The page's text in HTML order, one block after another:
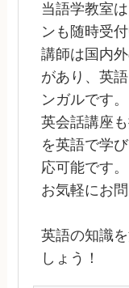
当語学教室
ンも随時受付
講師は国内
があり、英
ンガルです。
英会話講座
を英語で学
応可能です。
お気軽にお
英語の知識
しょう！